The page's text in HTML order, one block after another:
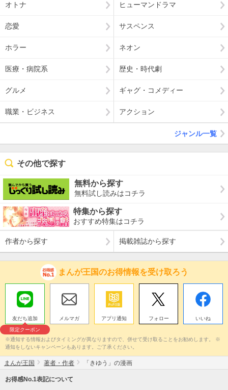
オトナ ヒューマンドラマ
恋愛 サスペンス
ホラー ネオン
医療・病院系 歴史・時代劇
グルメ ギャグ・コメディー
職業・ビジネス アクション
ジャンル一覧
その他で探す
無料から探す
無料試し読みはコチラ
特集から探す
おすすめ特集はコチラ
作者から探す 掲載雑誌から探す
まんが王国のお得情報を受け取ろう
友だち追加
限定クーポン
メルマガ アプリ通知 フォロー いいね
※通知する情報およびタイミングが異なりますので、併せて受け取ることをお勧めします。 ※
通知をしないキャンペーンもあります。ご了承ください。
まんが王国 著者・作者 「きゆう」の漫画
お得感No.1表記について